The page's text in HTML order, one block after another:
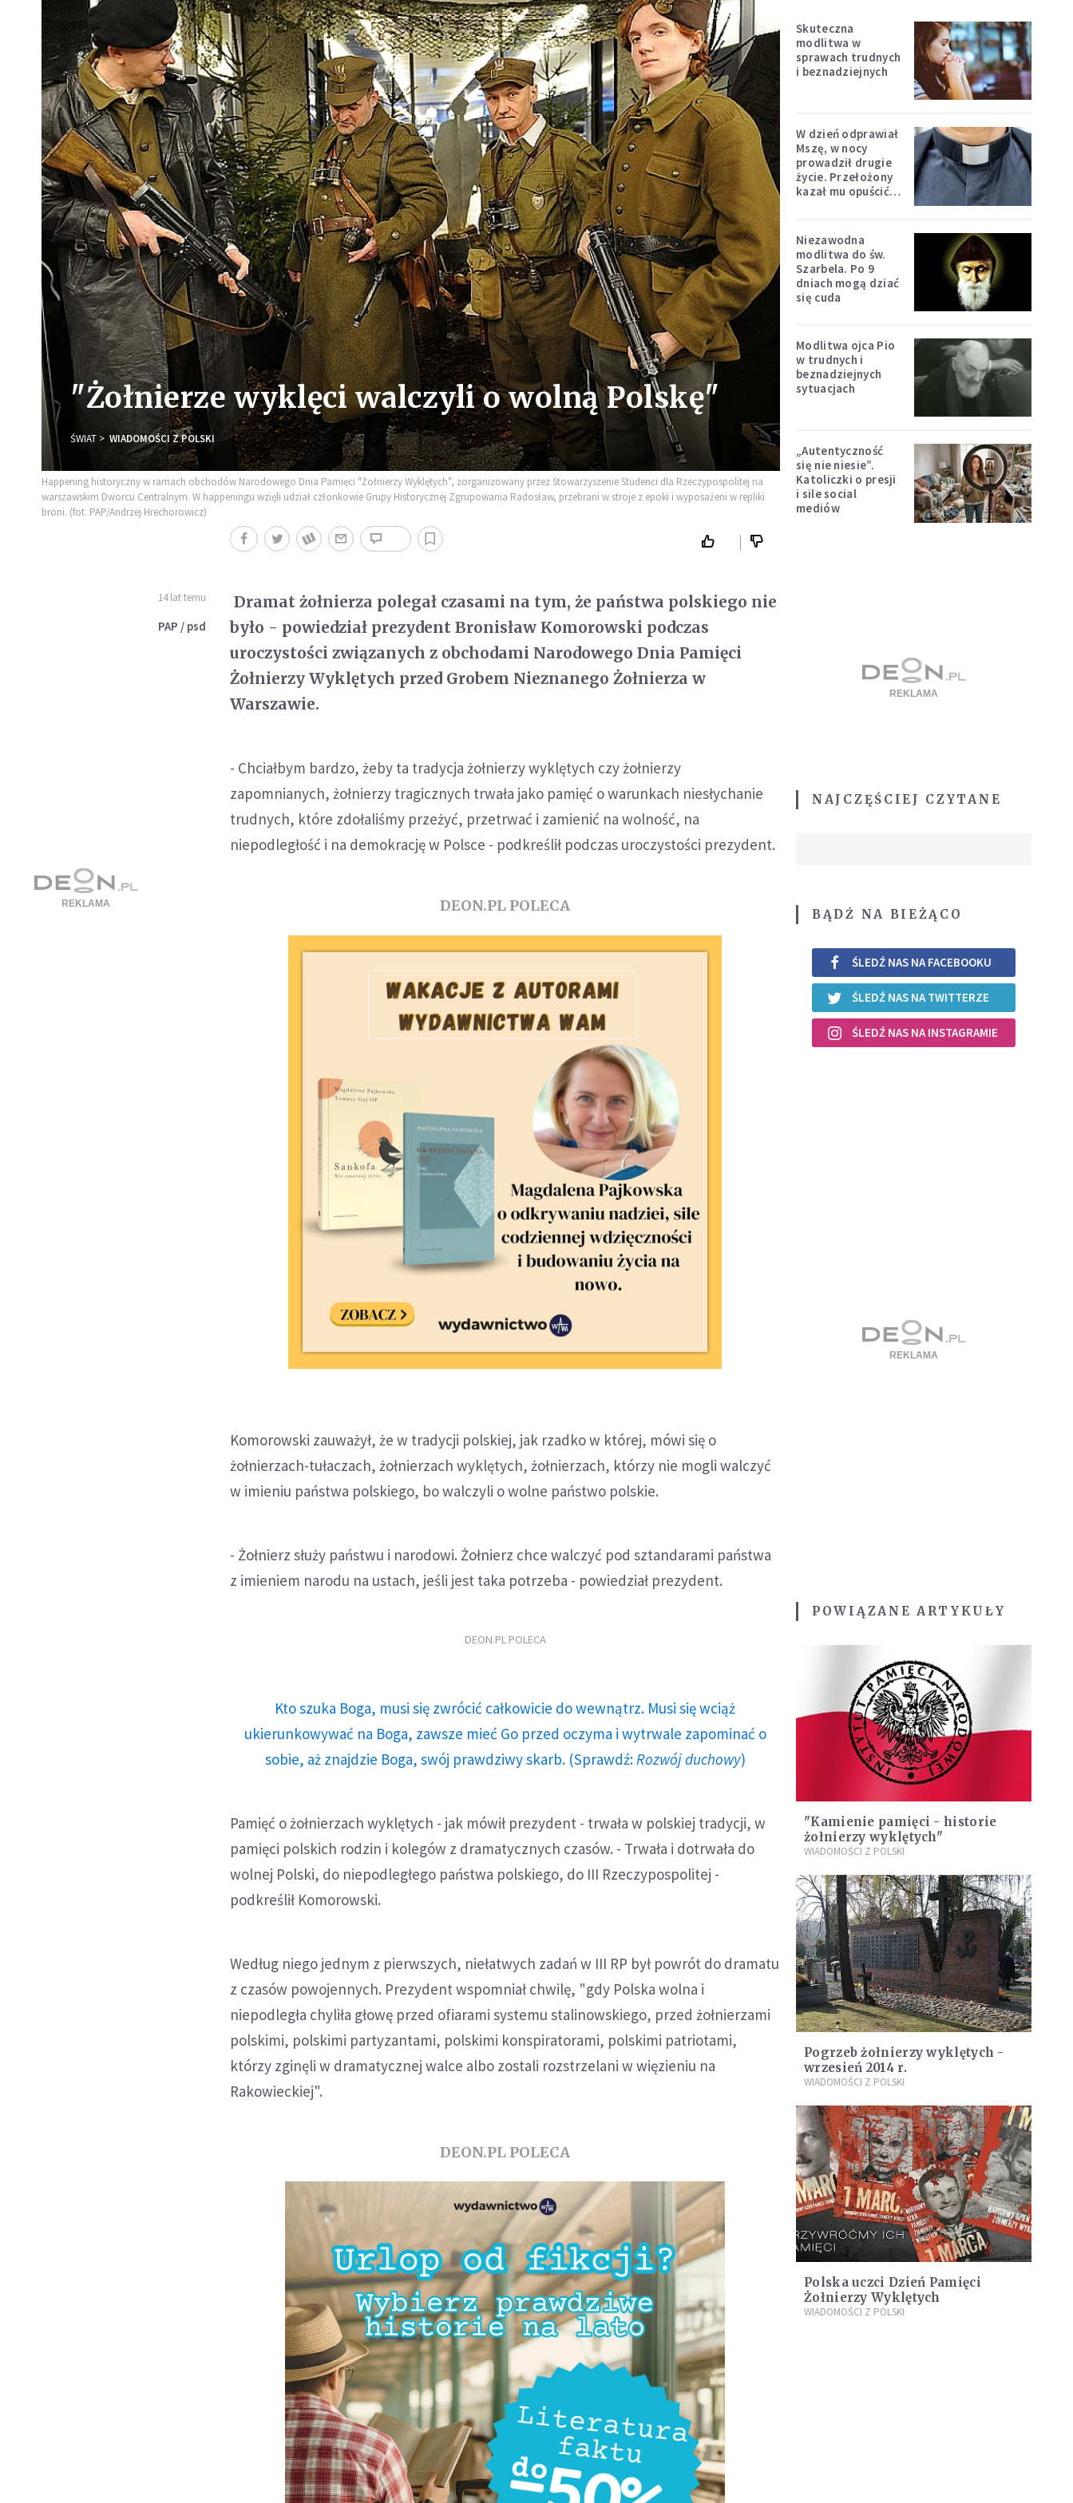
"Żołnierze wyklęci walczyli o wolną Polskę"
ŚWIAT WIADOMOŚCI Z POLSKI
Happening historyczny w ramach obchodów Narodowego Dnia Pamięci "Żołnierzy Wyklętych", zorganizowany przez Stowarzyszenie Studenci dla Rzeczypospolitej na
warszawskim Dworcu Centralnym. W happeningu wzięli udział członkowie Grupy Historycznej Zgrupowania Radosław, przebrani w stroje z epoki i wyposażeni w repliki
broni. (fot. PAP/Andrzej Hrechorowicz)
14 lat temu
PAP / psd
Dramat żołnierza polegał czasami na tym, że państwa polskiego nie
było - powiedział prezydent Bronisław Komorowski podczas
uroczystości związanych z obchodami Narodowego Dnia Pamięci
Żołnierzy Wyklętych przed Grobem Nieznanego Żołnierza w
Warszawie.
- Chciałbym bardzo, żeby ta tradycja żołnierzy wyklętych czy żołnierzy
zapomnianych, żołnierzy tragicznych trwała jako pamięć o warunkach niesłychanie
trudnych, które zdołaliśmy przeżyć, przetrwać i zamienić na wolność, na
niepodległość i na demokrację w Polsce - podkreślił podczas uroczystości prezydent.
DEON.PL POLECA
Komorowski zauważył, że w tradycji polskiej, jak rzadko w której, mówi się o
żołnierzach-tułaczach, żołnierzach wyklętych, żołnierzach, którzy nie mogli walczyć
w imieniu państwa polskiego, bo walczyli o wolne państwo polskie.
- Żołnierz służy państwu i narodowi. Żołnierz chce walczyć pod sztandarami państwa
z imieniem narodu na ustach, jeśli jest taka potrzeba - powiedział prezydent.
DEON.PL POLECA
Kto szuka Boga, musi się zwrócić całkowicie do wewnątrz. Musi się wciąż
ukierunkowywać na Boga, zawsze mieć Go przed oczyma i wytrwale zapominać o
sobie, aż znajdzie Boga, swój prawdziwy skarb. (Sprawdź: Rozwój duchowy)
Pamięć o żołnierzach wyklętych - jak mówił prezydent - trwała w polskiej tradycji, w
pamięci polskich rodzin i kolegów z dramatycznych czasów. - Trwała i dotrwała do
wolnej Polski, do niepodległego państwa polskiego, do III Rzeczypospolitej -
podkreślił Komorowski.
Według niego jednym z pierwszych, niełatwych zadań w III RP był powrót do dramatu
z czasów powojennych. Prezydent wspomniał chwilę, "gdy Polska wolna i
niepodległa chyliła głowę przed ofiarami systemu stalinowskiego, przed żołnierzami
polskimi, polskimi partyzantami, polskimi konspiratorami, polskimi patriotami,
którzy zginęli w dramatycznej walce albo zostali rozstrzelani w więzieniu na
Rakowieckiej".
DEON.PL POLECA
Skuteczna
modlitwa w
sprawach trudnych
i beznadziejnych
W dzień odprawiał
Mszę, w nocy
prowadził drugie
życie. Przełożony
kazał mu opuścić
Niezawodna
modlitwa do św.
Szarbela. Po 9
dniach mogą dziać
się cuda
Modlitwa ojca Pio
w trudnych i
beznadziejnych
sytuacjach
„Autentyczność
się nie niesie”.
Katoliczki o presji
i sile social
mediów
NAJCZĘŚCIEJ CZYTANE
BĄDŹ NA BIEŻĄCO
ŚLEDŹ NAS NA FACEBOOKU
ŚLEDŹ NAS NA TWITTERZE
ŚLEDŹ NAS NA INSTAGRAMIE
POWIĄZANE ARTYKUŁY
"Kamienie pamięci - historie
żołnierzy wyklętych"
WIADOMOŚCI Z POLSKI
Pogrzeb żołnierzy wyklętych -
wrzesień 2014 r.
WIADOMOŚCI Z POLSKI
Polska uczci Dzień Pamięci
Żołnierzy Wyklętych
WIADOMOŚCI Z POLSKI